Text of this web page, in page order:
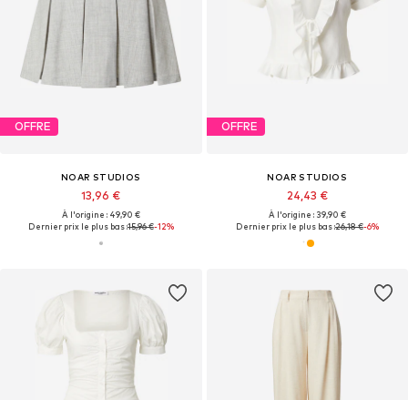
OFFRE
NOAR STUDIOS
13,96 €
À l'origine : 49,90 €
Dernier prix le plus bas :15,96 €-12%
OFFRE
NOAR STUDIOS
24,43 €
À l'origine : 39,90 €
Dernier prix le plus bas :26,18 €-6%